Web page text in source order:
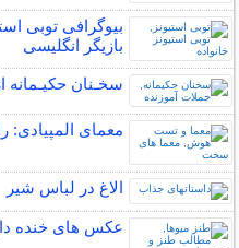
بیوگرافی توبی
بازیگر انگلیسی
سخـنان حکیـمانه از
معمای المپیادی:
الاغ در لباس شیر
عکس های خنده دار